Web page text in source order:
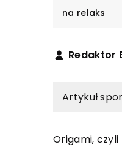
na relaks
Redaktor
Artykuł
Origami,